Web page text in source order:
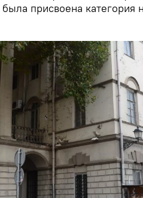
присвоена категория